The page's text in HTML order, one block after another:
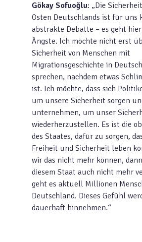
Gökay Sofuoğlu: „Die
Osten Deutschlands ist für uns
abstrakte Debatte – es geht
Ängste. Ich möchte nicht erst
Sicherheit von Menschen mit
Migrationsgeschichte in
sprechen, nachdem etwas
ist. Ich möchte, dass sich
um unsere Sicherheit sorgen
unternehmen, um unser
wiederherzustellen. Es ist die
des Staates, dafür zu sorgen,
Freiheit und Sicherheit leben
wir das nicht mehr können,
diesem Staat auch nicht mehr
geht es aktuell Millionen
Deutschland. Dieses Gefühl
dauerhaft hinnehmen.“